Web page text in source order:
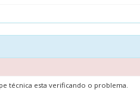
técnica esta verificando o problema.